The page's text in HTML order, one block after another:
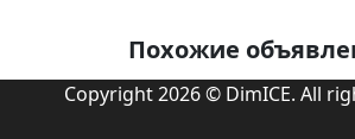
Похожие
Copyright 2026 © DimICE. All